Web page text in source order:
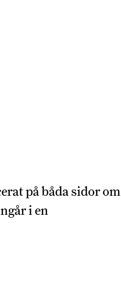
på båda sidor om
i en